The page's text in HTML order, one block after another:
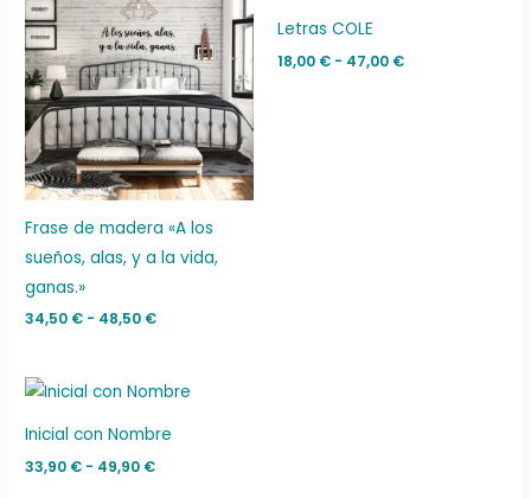
Frase de madera «A los
sueños, alas, y a la vida,
ganas.»
34,50 € - 48,50 €
precios:
desde
34,50 €
hasta
48,50 €
Letras COLE
18,00 € - 47,00 €18,00 €
Inicial con Nombre
33,90 € - 49,90 €
Rango
de
desde
33,90 €